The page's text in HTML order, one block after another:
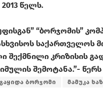
წელს.
“ბორჯომის”
საქართველოს
კრიზისის
შემოტანა.”- წერს
ბორჯომი მამუკა